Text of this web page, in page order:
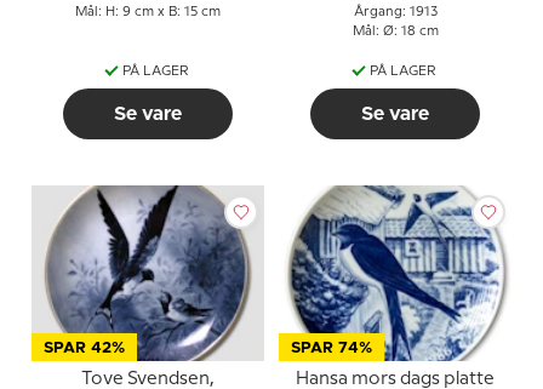
Mål: H: 9 cm x B: 15 cm
PÅ LAGER
Se vare
Årgang: 1913
Mål: Ø: 18 cm
PÅ LAGER
Se vare
SPAR 42%
Tove Svendsen,
SPAR 74%
Hansa mors dags platte